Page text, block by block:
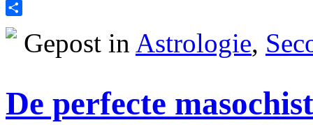
Print
Gepost in Astrologie,
De perfecte masochist